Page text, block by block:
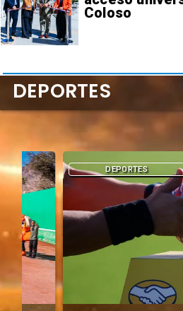
Coloso
DEPORTES
DEPORTES